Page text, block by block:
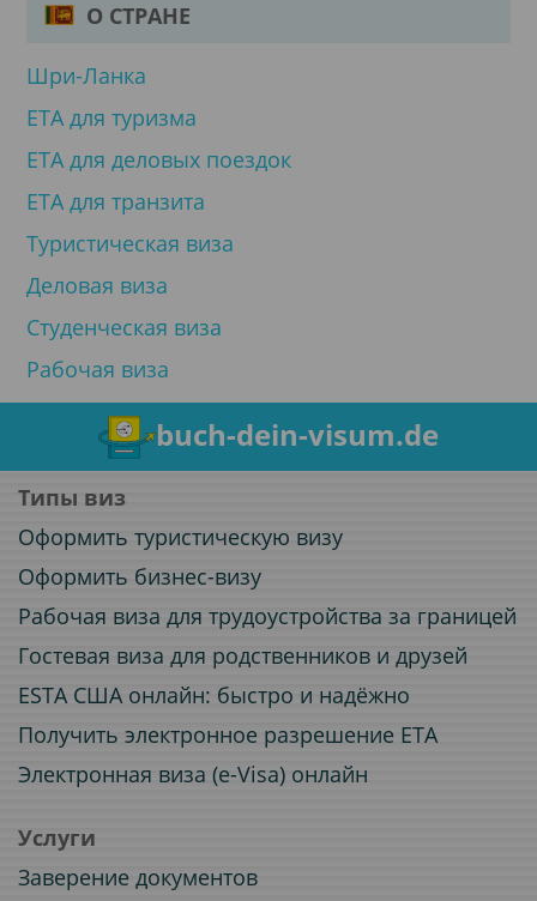
О СТРАНЕ
Шри-Ланка
ЕТА для туризма
ЕТА для деловых поездок
ЕТА для транзита
Туристическая виза
Деловая виза
Студенческая виза
Рабочая виза
buch-dein-visum.de
Типы виз
Оформить туристическую визу
Оформить бизнес-визу
Рабочая виза для трудоустройства за границей
Гостевая виза для родственников и друзей
ESTA США онлайн: быстро и надёжно
Получить электронное разрешение ETA
Электронная виза (e-Visa) онлайн
Услуги
Заверение документов